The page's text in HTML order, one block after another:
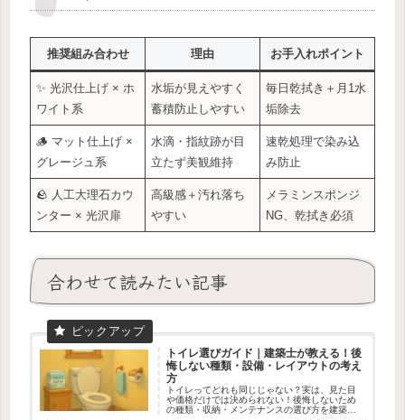
推奨組み合わせ 理由 お手入れポイント
✨ 光沢仕上げ × ホ
ワイト系
水垢が見えやすく
蓄積防止しやすい
毎日乾拭き＋月1水
垢除去
🪵 マット仕上げ ×
グレージュ系
水滴・指紋跡が目
立たず美観維持
速乾処理で染み込
み防止
🪨 人工大理石カウ
ンター × 光沢扉
高級感＋汚れ落ち
やすい
メラミンスポンジ
NG、乾拭き必須
合わせて読みたい記事
トイレ選びガイド｜建築士が教える！後
悔しない種類・設備・レイアウトの考え
方
トイレってどれも同じじゃない？実は、見た目
や価格だけでは決められない！後悔しないため
の種類・収納・メンテナンスの選び方を建築士